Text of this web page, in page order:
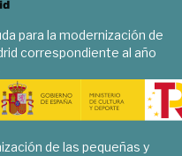
para la modernización de
correspondiente al año
de las pequeñas y